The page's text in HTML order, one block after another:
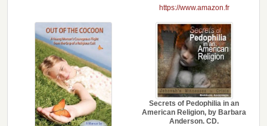
https://www.amazon.fr
Secrets of Pedophilia in an
American Religion, by Barbara
Anderson. CD.